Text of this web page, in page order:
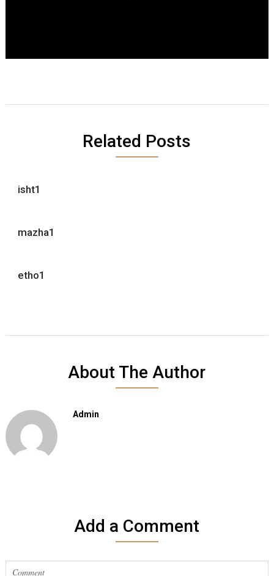
Related Posts
isht1
mazha1
etho1
About The Author
Admin
Add a Comment